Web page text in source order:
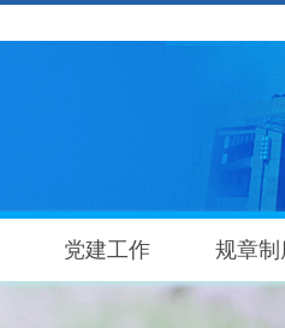
党建工作 规章制